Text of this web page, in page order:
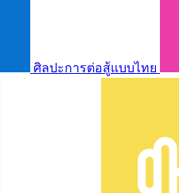
ศิลปะการต่อสู้แบบไทย